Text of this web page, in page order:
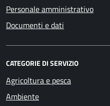
Personale amministrativo
Documenti e dati
CATEGORIE DI SERVIZIO
Agricoltura e pesca
Ambiente